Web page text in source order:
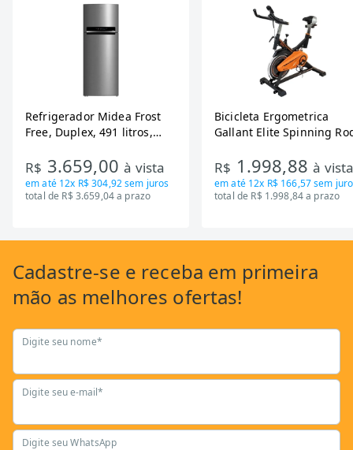
Refrigerador Midea Frost
Free, Duplex, 491 litros,
RT650EVK463)
R$ 3.659,00à vista
em até 12x R$ 304,92sem juros
total de R$ 3.659,04 a prazo
Bicicleta Ergometrica
Gallant Elite Spinning
Mecanica GSB13HBTA-PT
R$ 1.998,88à
em até 12x R$ 166,57sem
total de R$ 1.998,84 a prazo
Cadastre-se e receba em primeira
mão as melhores ofertas!
Digite seu nome*
Digite seu e-mail*
Digite seu WhatsApp